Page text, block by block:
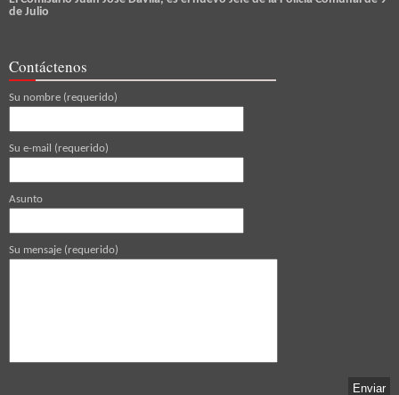
de Julio
Contáctenos
Su nombre (requerido)
Su e-mail (requerido)
Asunto
Su mensaje (requerido)